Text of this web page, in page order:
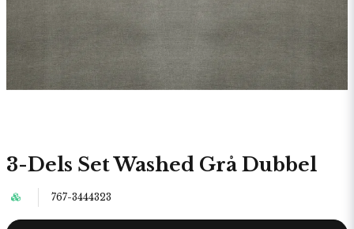
3-Dels Set Washed Grå Dubbel
767-3444323